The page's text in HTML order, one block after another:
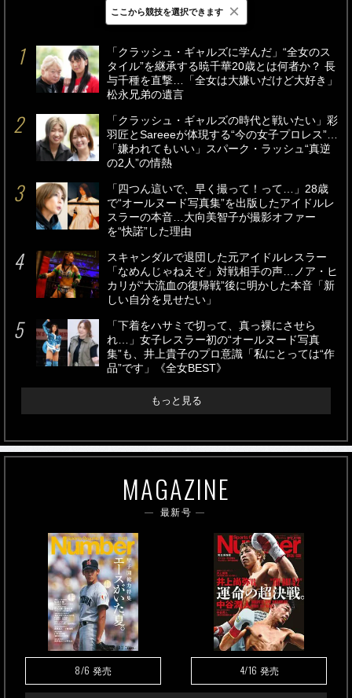
最新 24時間 週間
「クラッシュ・ギャルズに学んだ」“全女のス
タイル”を継承する暁千華20歳とは何者か？ 長
与千種を直撃…「全女は大嫌いだけど大好き」
松永兄弟の遺言
「クラッシュ・ギャルズの時代と戦いたい」彩
羽匠とSareeeが体現する“今の女子プロレス”…
「嫌われてもいい」スパーク・ラッシュ“真逆
の2人”の情熱
「四つん這いで、早く撮って！って…」28歳
で“オールヌード写真集”を出版したアイドルレ
スラーの本音…大向美智子が撮影オファー
を“快諾”した理由
スキャンダルで退団した元アイドルレスラー
「なめんじゃねえぞ」対戦相手の声…ノア・ヒ
カリが“大流血の復帰戦”後に明かした本音「新
しい自分を見せたい」
「下着をハサミで切って、真っ裸にさせら
れ…」女子レスラー初の“オールヌード写真
集”も、井上貴子のプロ意識「私にとっては“作
品”です」《全女BEST》
もっと見る
MAGAZINE
最新号
8/6 発売 4/16 発売
ここから競技を選択できます ×